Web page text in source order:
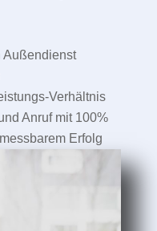
Außendienst
Verhältnis
Anruf mit 100%
Erfolg